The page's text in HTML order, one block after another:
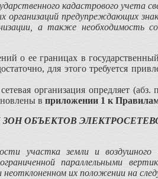
кадастрового учета
предупреждающих
а также необходимость
о ее границах в
для этого требу­ется
организация опредляет (абз.
в приложении 1 к
ОБЪЕКТОВ
участка земли и воздушного
параллельными
их положении на